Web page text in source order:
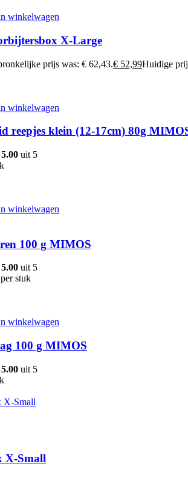
winkelwagen
X-Large
prijs was: € 62,43.€ 52,99Huidige
winkelwagen
reepjes klein (12-17cm) 80g
5.00 uit 5
winkelwagen
100 g MIMOS
5.00 uit 5
per stuk
winkelwagen
100 g MIMOS
5.00 uit 5
X-Small